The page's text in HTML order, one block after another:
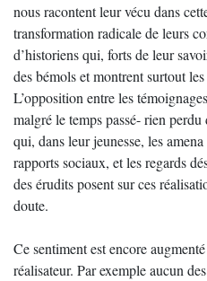
nous racontent leur vécu dans
transformation radicale de leurs
d’historiens qui, forts de leur
des bémols et montrent surtout
L’opposition entre les
malgré le temps passé- rien
qui, dans leur jeunesse, les
rapports sociaux, et les regards
des érudits posent sur ces
doute.
Ce sentiment est encore
réalisateur. Par exemple aucun